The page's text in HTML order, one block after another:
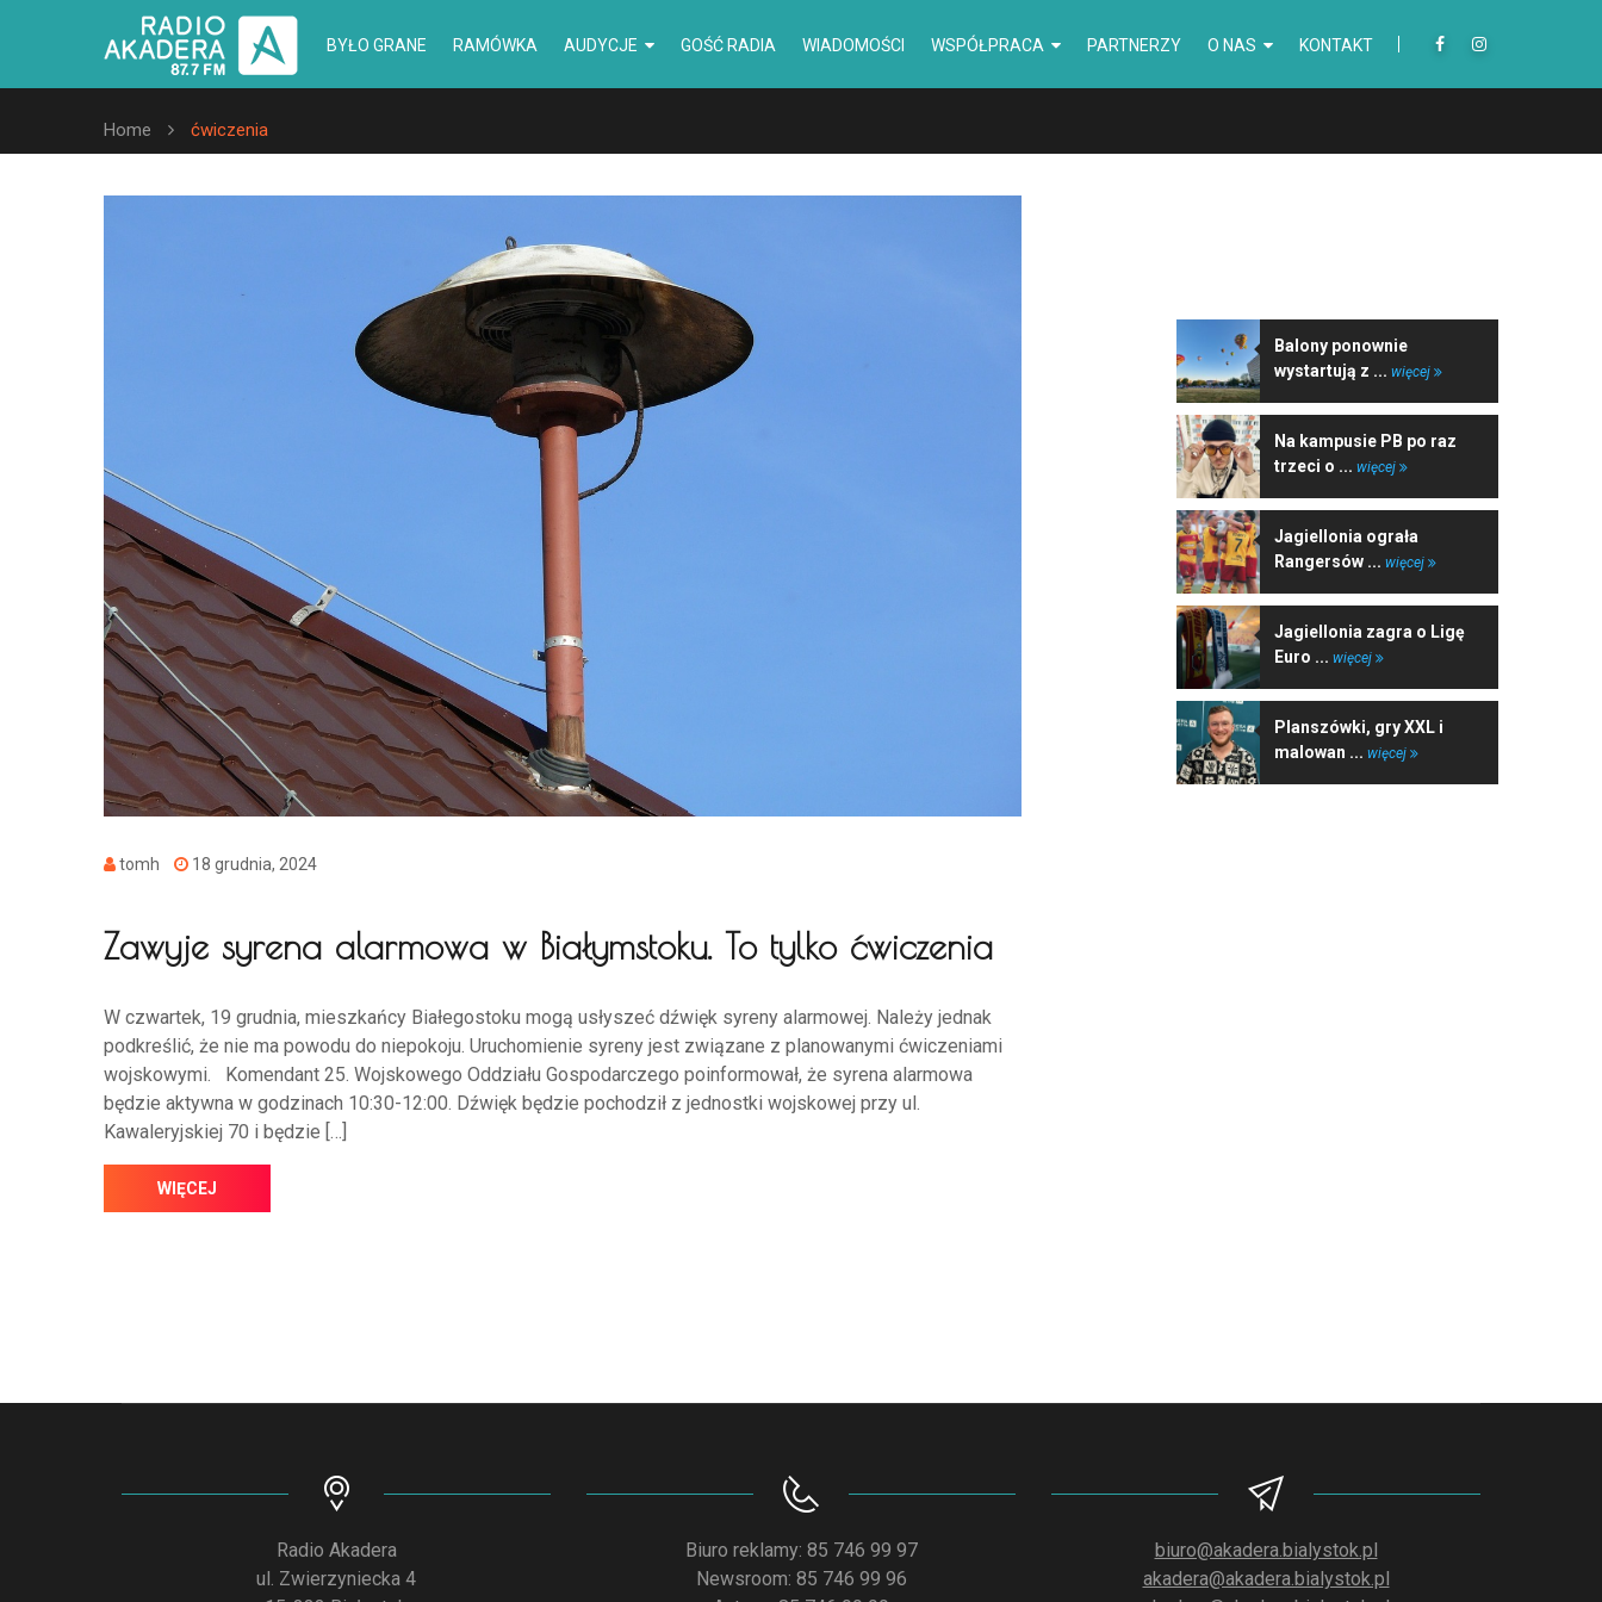
BYŁO GRANE RAMÓWKA AUDYCJE GOŚĆ RADIA WIADOMOŚCI WSPÓŁPRACA PARTNERZY O NAS KONTAKT
Home ćwiczenia
tomh 18 grudnia, 2024
Zawyje syrena alarmowa w Białymstoku. To tylko ćwiczenia
W czwartek, 19 grudnia, mieszkańcy Białegostoku mogą usłyszeć dźwięk syreny alarmowej. Należy jednak
podkreślić, że nie ma powodu do niepokoju. Uruchomienie syreny jest związane z planowanymi ćwiczeniami
wojskowymi. Komendant 25. Wojskowego Oddziału Gospodarczego poinformował, że syrena alarmowa
będzie aktywna w godzinach 10:30-12:00. Dźwięk będzie pochodził z jednostki wojskowej przy ul.
Kawaleryjskiej 70 i będzie […]
WIĘCEJ
Balony ponownie
wystartują z ... więcej
Na kampusie PB po raz
trzeci o ... więcej
Jagiellonia ograła
Rangersów ... więcej
Jagiellonia zagra o Ligę
Euro ... więcej
Planszówki, gry XXL i
malowan ... więcej
Radio Akadera
ul. Zwierzyniecka 4
Biuro reklamy: 85 746 99 97
Newsroom: 85 746 99 96
biuro@akadera.bialystok.pl
akadera@akadera.bialystok.pl